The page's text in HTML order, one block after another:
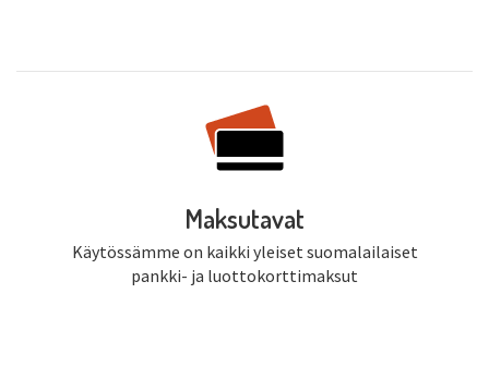
Maksutavat
Käytössämme on kaikki yleiset suomalailaiset
pankki- ja luottokorttimaksut